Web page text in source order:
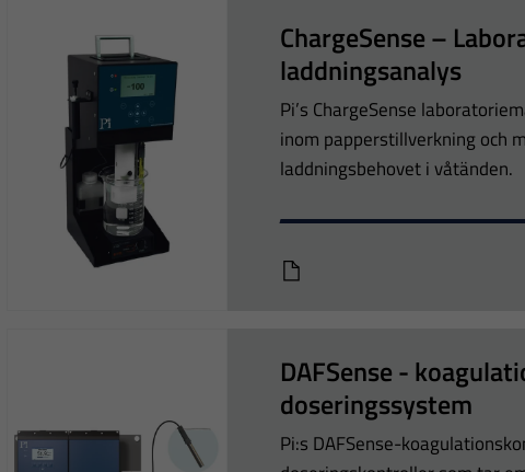
ChargeSense –
laddningsanalys
Pi’s ChargeSense
inom papperstillverkning och
laddningsbehovet i våtänden.
ISB166-Laboratory-Charge-
DAFSense -
doseringssystem
Pi:s DAFSense-